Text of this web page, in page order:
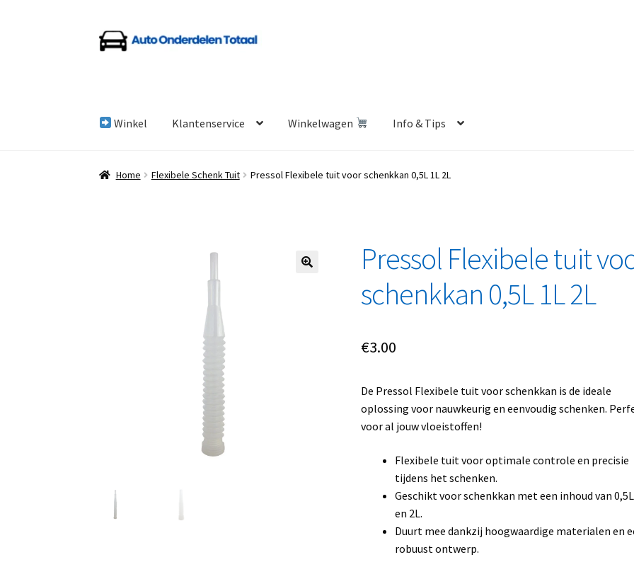
Ga
door
Ga
naar
Winkel Klantenservice Winkelwagen Info & Tips
Home Algemene Voorwaarden Auto Onderdelen Shop Betalen en Verzenden
Home Flexibele Schenk Tuit Pressol Flexibele tuit voor schenkkan 0,5L 1L 2L
Pressol Flexibele tuit
schenkkan 0,5L 1L 2L
€3.00
De Pressol Flexibele tuit voor schenkkan is de ideale
oplossing voor nauwkeurig en eenvoudig schenken.
voor al jouw vloeistoffen!
Flexibele tuit voor optimale controle en precisie
tijdens het schenken.
Geschikt voor schenkkan met een inhoud van
en 2L.
Duurt mee dankzij hoogwaardige materialen en
robuust ontwerp.